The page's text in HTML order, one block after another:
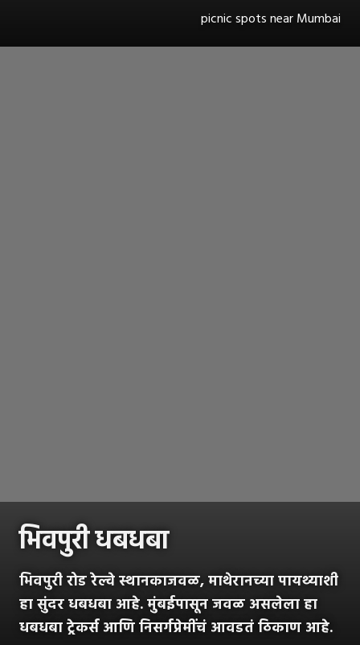
picnic spots near Mumbai
भिवपुरी धबधबा
भिवपुरी रोड रेल्वे स्थानकाजवळ, माथेरानच्या पायथ्याशी
हा सुंदर धबधबा आहे. मुंबईपासून जवळ असलेला हा
धबधबा ट्रेकर्स आणि निसर्गप्रेमींचं आवडतं ठिकाण आहे.